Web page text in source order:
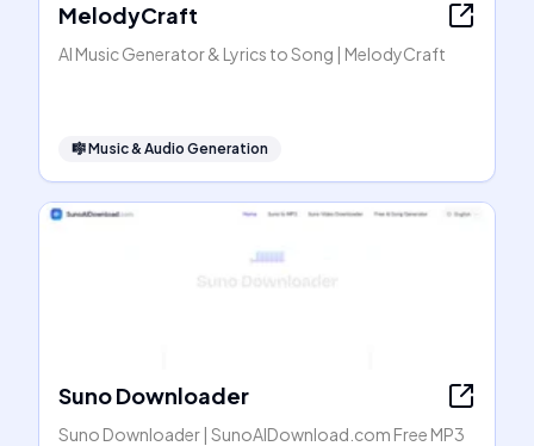
MelodyCraft
AI Music Generator & Lyrics to Song | MelodyCraft
🎼Music & Audio Generation
Suno Downloader
Suno Downloader | SunoAIDownload.com Free MP3